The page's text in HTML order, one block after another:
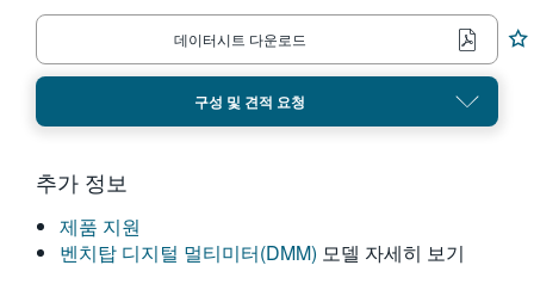
한국어
繁體中文
데이터시트 다운로드
구성 및 견적 요청
추가 정보
제품 지원
벤치탑 디지털 멀티미터(DMM) 모델 자세히 보기